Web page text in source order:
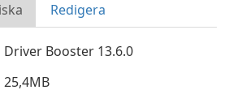
Redigera
Driver Booster 13.6.0
25,4MB